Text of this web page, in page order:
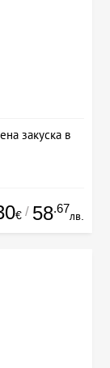
закуска в
€ / 58.67
лв.